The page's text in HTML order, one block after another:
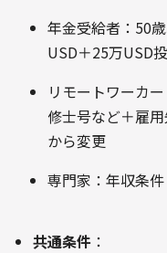
年金受給者：50
USD＋25万USD
リモートワーカ
修士号など＋雇
から変更
専門家：年収条
共通条件 ：